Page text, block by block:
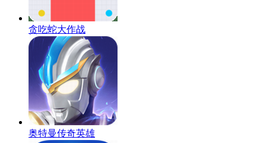
贪吃蛇大作战
奥特曼传奇英雄